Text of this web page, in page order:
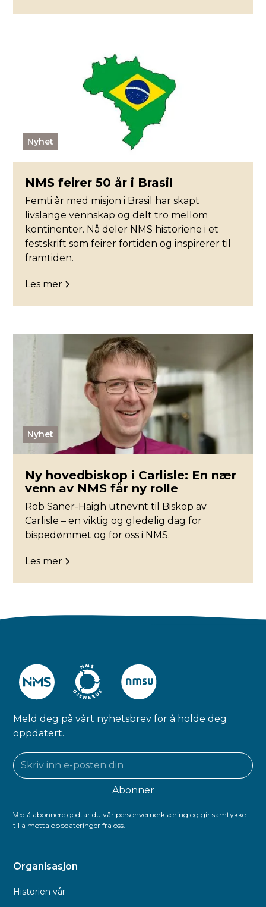
Nyhet
NMS feirer 50 år i Brasil
Femti år med misjon i Brasil har skapt
livslange vennskap og delt tro mellom
kontinenter. Nå deler NMS historiene i et
festskrift som feirer fortiden og inspirerer til
framtiden.
Les mer
Nyhet
Ny hovedbiskop i Carlisle: En nær
venn av NMS får ny rolle
Rob Saner-Haigh utnevnt til Biskop av
Carlisle – en viktig og gledelig dag for
bispedømmet og for oss i NMS.
Les mer
Meld deg på vårt nyhetsbrev for å holde deg
oppdatert.
Ved å abonnere godtar du vår personvernerklæring og gir samtykke
til å motta oppdateringer fra oss.
Organisasjon
Historien vår